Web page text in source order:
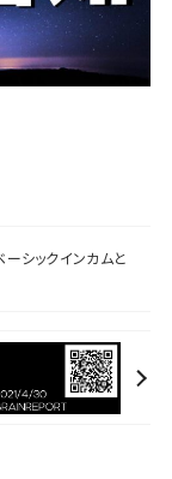
ーシックインカムと